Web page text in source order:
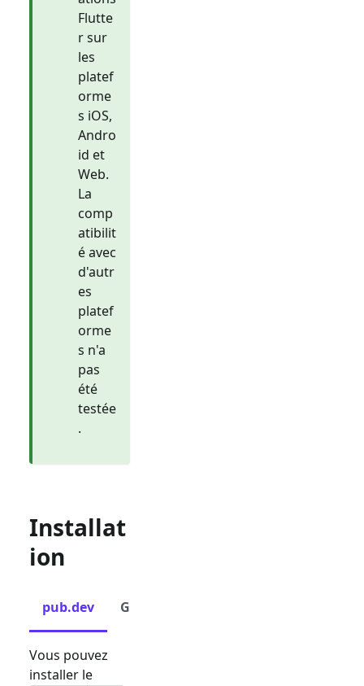
Flutte
r sur
les
platef
orme
s iOS,
Andro
id et
Web.
La
comp
atibilit
é avec
d'autr
es
platef
orme
s n'a
pas
été
testée
.
Installat
ion
pub.dev GitHub
Vous pouvez
installer le